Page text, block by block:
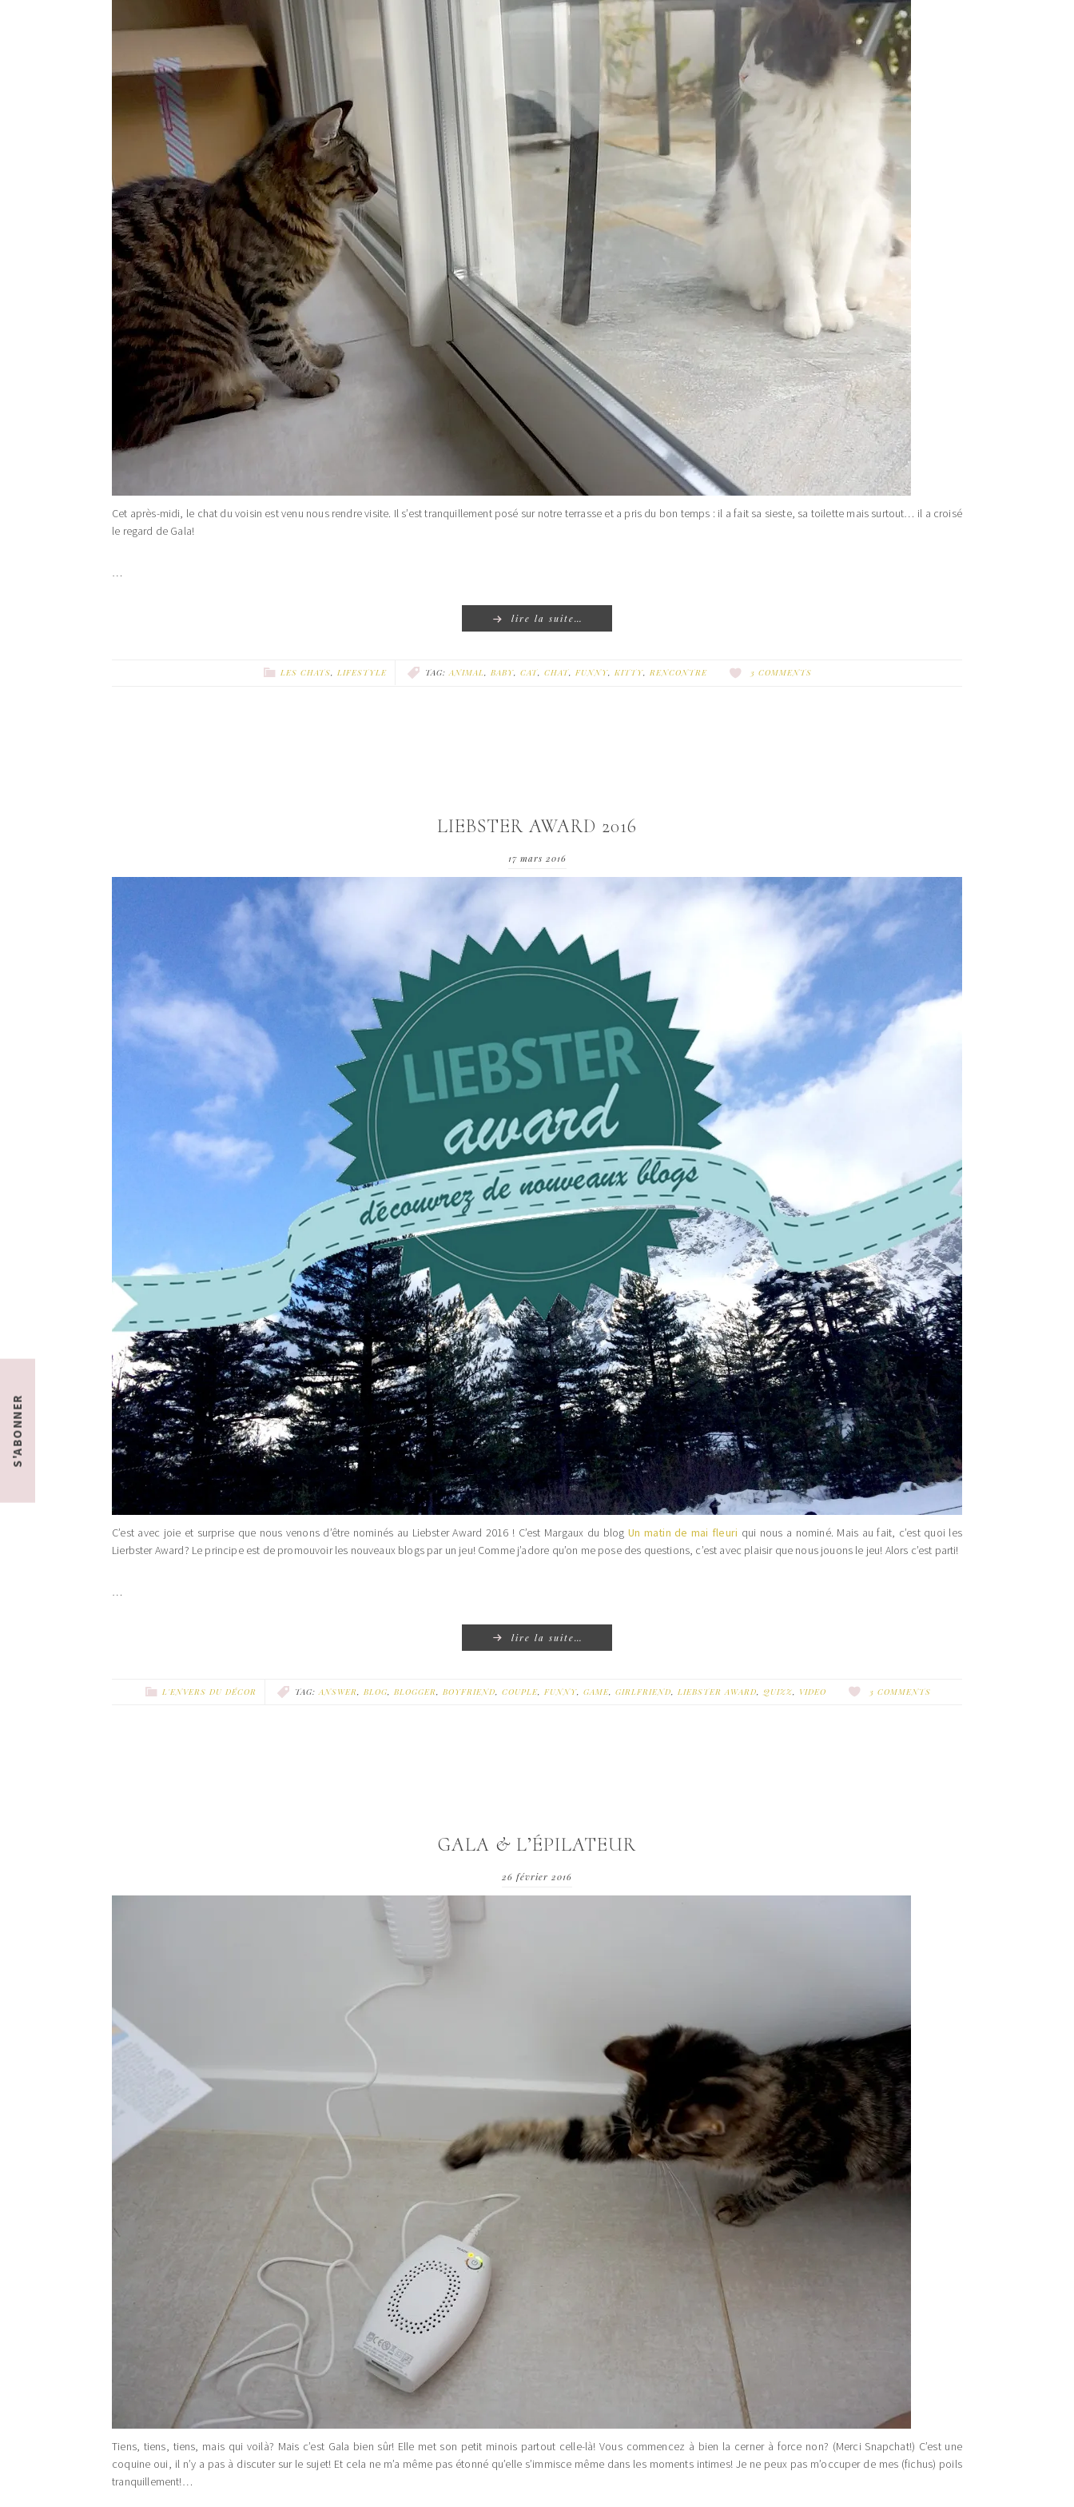
Cet après-midi, le chat du voisin est venu nous rendre visite. Il s’est tranquillement posé sur notre terrasse et a pris du bon temps : il a fait sa sieste, sa toilette mais surtout… il a croisé
le regard de Gala!
…
lire la suite…
LES CHATS, LIFESTYLE TAG:ANIMAL, BABY, CAT, CHAT, FUNNY, KITTY, RENCONTRE 3 COMMENTS
LIEBSTER AWARD 2016
17 mars 2016
C’est avec joie et surprise que nous venons d’être nominés au Liebster Award 2016 ! C’est Margaux du blog Un matin de mai fleuri qui nous a nominé. Mais au fait, c’est quoi les
Lierbster Award? Le principe est de promouvoir les nouveaux blogs par un jeu! Comme j’adore qu’on me pose des questions, c’est avec plaisir que nous jouons le jeu! Alors c’est parti!
…
lire la suite…
L'ENVERS DU DÉCOR TAG: ANSWER BLOG, BLOGGER BOYFRIEND COUPLE, FUNNY, GAME, GIRLFRIEND LIEBSTER AWARD QUIZZ VIDEO 3 COMMENTS
GALA & L’ÉPILATEUR
26 février 2016
Tiens, tiens, tiens, mais qui voilà? Mais c’est Gala bien sûr! Elle met son petit minois partout celle-là! Vous commencez à bien la cerner à force non? (Merci Snapchat!) C’est une
coquine oui, il n’y a pas à discuter sur le sujet! Et cela ne m’a même pas étonné qu’elle s’immisce même dans les moments intimes! Je ne peux pas m’occuper de mes (fichus) poils
tranquillement!…
S'ABONNER